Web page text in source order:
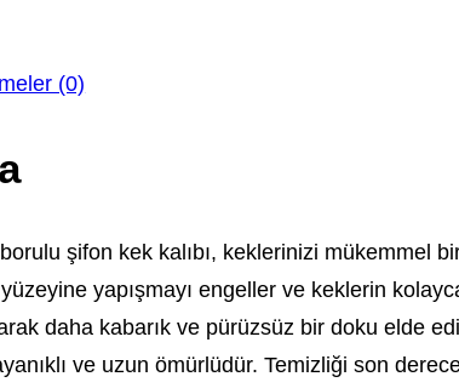
(0)
şifon kek kalıbı, keklerinizi mükemmel
yapışmayı engeller ve keklerin
daha kabarık ve pürüzsüz bir doku elde
ve uzun ömürlüdür. Temizliği son